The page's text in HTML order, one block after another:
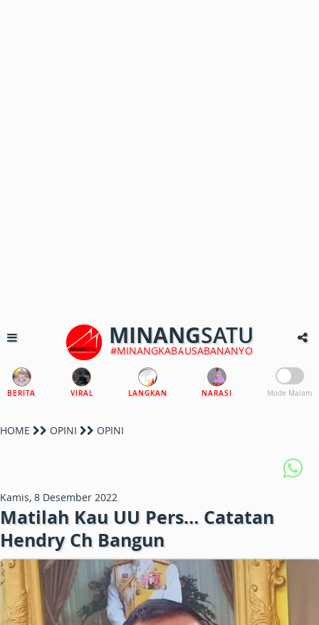
MINANGSATU
#MINANGKABAUSABANANYO
BERITA VIRAL LANGKAN NARASI Mode Malam
HOME OPINI OPINI
Kamis, 8 Desember 2022
Matilah Kau UU Pers… Catatan
Hendry Ch Bangun